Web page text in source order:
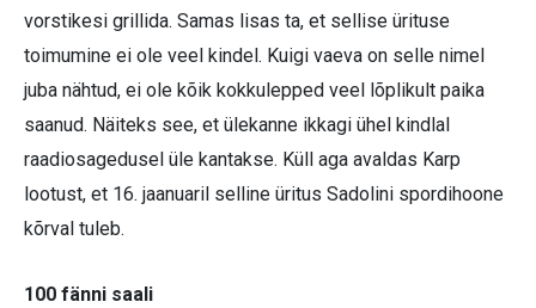
vorstikesi grillida. Samas lisas ta, et sellise ürituse
toimumine ei ole veel kindel. Kuigi vaeva on selle nimel
juba nähtud, ei ole kõik kokkulepped veel lõplikult paika
saanud. Näiteks see, et ülekanne ikkagi ühel kindlal
raadiosagedusel üle kantakse. Küll aga avaldas Karp
lootust, et 16. jaanuaril selline üritus Sadolini spordihoone
kõrval tuleb.
100 fänni saali